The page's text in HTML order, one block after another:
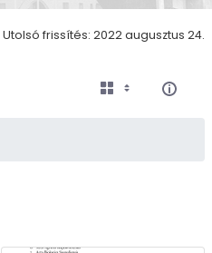
Utolsó frissítés: 2022 augusztus 24.